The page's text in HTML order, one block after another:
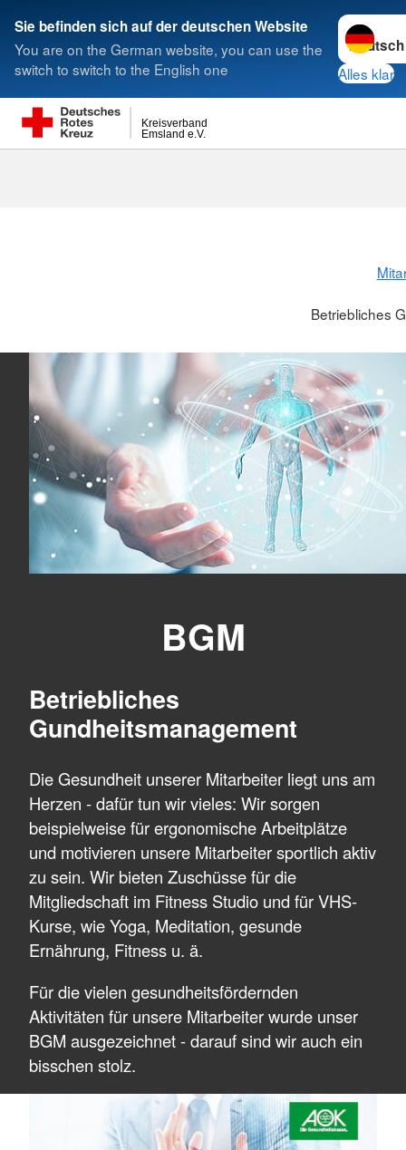
Sie befinden sich auf der deutschen Website
You are on the German website, you can use the
switch to switch to the English one
Sprache
Alles klar
Emsland e.V.
Kreisverband
Suche
Betriebliches
BGM
Betriebliches
Gundheitsmanagement
Die Gesundheit unserer Mitarbeiter liegt uns am
Herzen - dafür tun wir vieles: Wir sorgen
beispielweise für ergonomische Arbeitplätze
und motivieren unsere Mitarbeiter sportlich aktiv
zu sein. Wir bieten Zuschüsse für die
Mitgliedschaft im Fitness Studio und für VHS-
Kurse, wie Yoga, Meditation, gesunde
Ernährung, Fitness u. ä.
Für die vielen gesundheitsfördernden
Aktivitäten für unsere Mitarbeiter wurde unser
BGM ausgezeichnet - darauf sind wir auch ein
bisschen stolz.